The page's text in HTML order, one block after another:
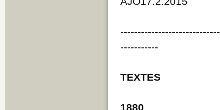
-----------
TEXTES
1880